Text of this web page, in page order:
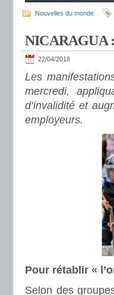
Nouvelles du monde
NICARAGUA :
22/04/2018
Les
mercredi,
d’invalidité et
employeurs.
Pour rétablir «
Selon des